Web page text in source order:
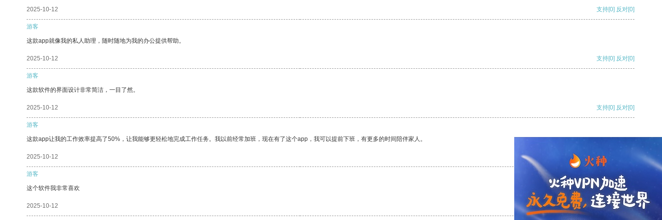
2025-10-12 支持[0] 反对[0]
游客
这款app就像我的私人助理，随时随地为我的办公提供帮助。
2025-10-12 支持[0] 反对[0]
游客
这款软件的界面设计非常简洁，一目了然。
2025-10-12 支持[0] 反对[0]
游客
这款app让我的工作效率提高了50%，让我能够更轻松地完成工作任务。我以前经常加班，现在有了这个app，我可以提前下班，有更多的时间陪伴家人。
2025-10-12 支持
游客
这个软件我非常喜欢
2025-10-12 支持[0] 反对[0]